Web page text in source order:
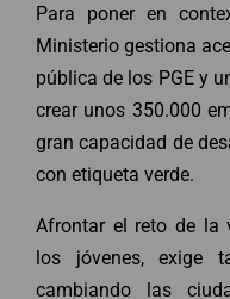
Para poner en
Ministerio gestiona
pública de los PGE y
crear unos 350.000
gran capacidad de
con etiqueta verde.
Afrontar el reto de la
los jóvenes, exige
cambiando las